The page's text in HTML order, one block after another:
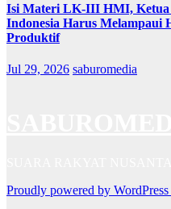
Isi Materi LK-III HMI, Ketua
Indonesia Harus Melampaui
Produktif
Jul 29, 2026 saburomedia
Proudly powered by WordPress